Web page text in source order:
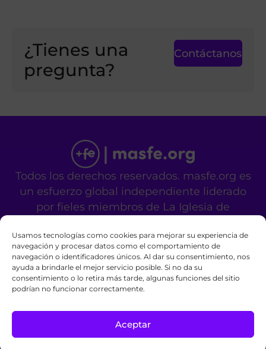
Usamos tecnologías como cookies para mejorar su experiencia de
navegación y procesar datos como el comportamiento de
navegación o identificadores únicos. Al dar su consentimiento, nos
ayuda a brindarle el mejor servicio posible. Si no da su
consentimiento o lo retira más tarde, algunas funciones del sitio
podrían no funcionar correctamente.
Aceptar
¿Tienes una
pregunta?
Contáctanos
Todos los derechos reservados. masfe.org es
un esfuerzo global independiente liderado
por fieles miembros de La Iglesia de
No es un sitio oficial de la mencionada
organización religiosa.
Contáctanos Privacy Policy Cookie Policy